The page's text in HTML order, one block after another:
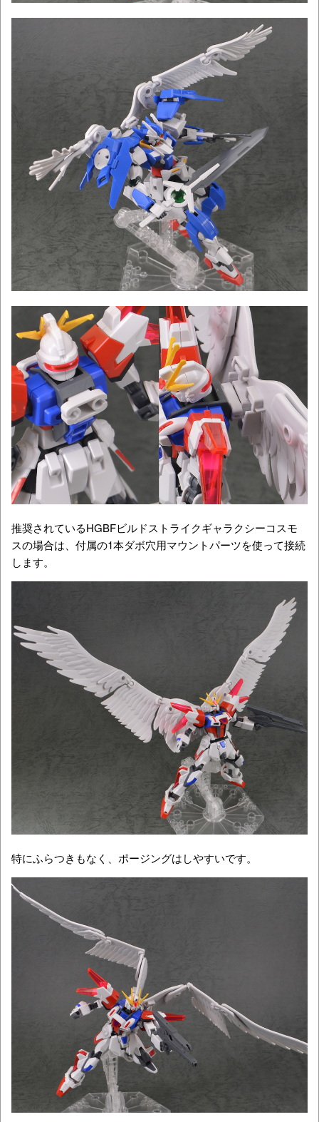
推奨されているHGBFビルドストライクギャラクシーコスモ
スの場合は、付属の1本ダボ穴用マウントパーツを使って接続
します。
特にふらつきもなく、ポージングはしやすいです。